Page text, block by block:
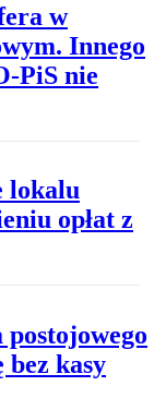
w
Innego
PiS nie
lokalu
opłat z
bez kasy